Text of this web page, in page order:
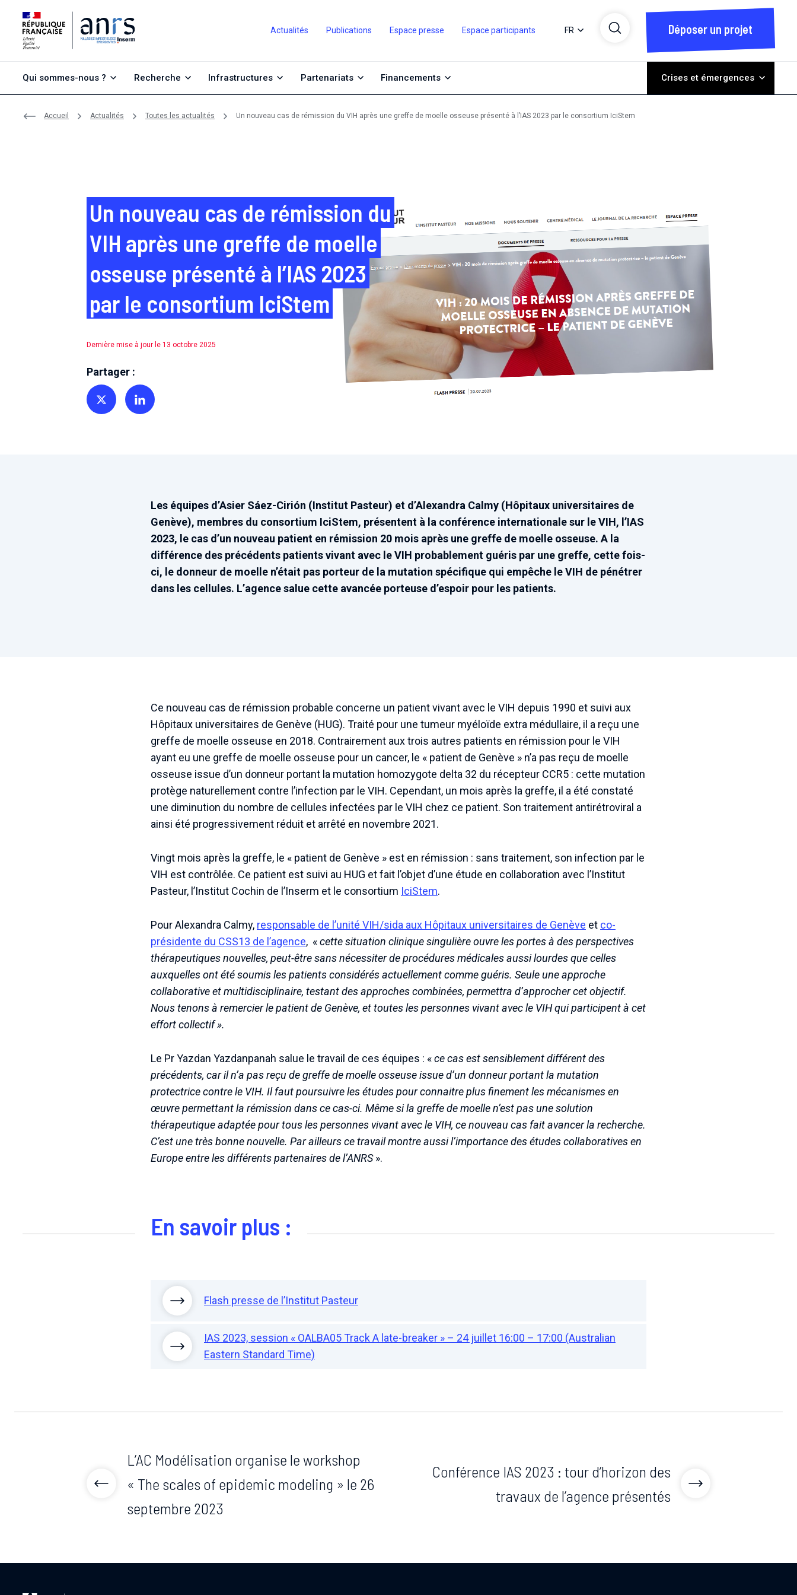
Actualités Publications Espace presse Espace participants FR Déposer un projet
Qui sommes-nous ? Recherche Infrastructures Partenariats Financements Crises et émergences
Accueil Actualités Toutes les actualités Un nouveau cas de rémission du VIH après une greffe de moelle osseuse présenté à l’IAS 2023 par le consortium IciStem
Un nouveau cas de rémission du
VIH après une greffe de moelle
osseuse présenté à l’IAS 2023
par le consortium IciStem
Dernière mise à jour le 13 octobre 2025
Partager :
Partager sur TwitterPartager sur Linkedin
Les équipes d’Asier Sáez-Cirión (Institut Pasteur) et d’Alexandra Calmy (Hôpitaux universitaires de
Genève), membres du consortium IciStem, présentent à la conférence internationale sur le VIH, l’IAS
2023, le cas d’un nouveau patient en rémission 20 mois après une greffe de moelle osseuse. A la
différence des précédents patients vivant avec le VIH probablement guéris par une greffe, cette fois-
ci, le donneur de moelle n’était pas porteur de la mutation spécifique qui empêche le VIH de pénétrer
dans les cellules. L’agence salue cette avancée porteuse d’espoir pour les patients.
Ce nouveau cas de rémission probable concerne un patient vivant avec le VIH depuis 1990 et suivi aux
Hôpitaux universitaires de Genève (HUG). Traité pour une tumeur myéloïde extra médullaire, il a reçu une
greffe de moelle osseuse en 2018. Contrairement aux trois autres patients en rémission pour le VIH
ayant eu une greffe de moelle osseuse pour un cancer, le « patient de Genève » n’a pas reçu de moelle
osseuse issue d’un donneur portant la mutation homozygote delta 32 du récepteur CCR5 : cette mutation
protège naturellement contre l’infection par le VIH. Cependant, un mois après la greffe, il a été constaté
une diminution du nombre de cellules infectées par le VIH chez ce patient. Son traitement antirétroviral a
ainsi été progressivement réduit et arrêté en novembre 2021.
Vingt mois après la greffe, le « patient de Genève » est en rémission : sans traitement, son infection par le
VIH est contrôlée. Ce patient est suivi au HUG et fait l’objet d’une étude en collaboration avec l’Institut
Pasteur, l’Institut Cochin de l’Inserm et le consortium IciStem.
Pour Alexandra Calmy, responsable de l’unité VIH/sida aux Hôpitaux universitaires de Genève et co-
présidente du CSS13 de l’agence, «cette situation clinique singulière ouvre les portes à des perspectives
thérapeutiques nouvelles, peut-être sans nécessiter de procédures médicales aussi lourdes que celles
auxquelles ont été soumis les patients considérés actuellement comme guéris. Seule une approche
collaborative et multidisciplinaire, testant des approches combinées, permettra d’approcher cet objectif.
Nous tenons à remercier le patient de Genève, et toutes les personnes vivant avec le VIH qui participent à cet
effort collectif ».
Le Pr Yazdan Yazdanpanah salue le travail de ces équipes : «ce cas est sensiblement différent des
précédents, car il n’a pas reçu de greffe de moelle osseuse issue d’un donneur portant la mutation
protectrice contre le VIH. Il faut poursuivre les études pour connaitre plus finement les mécanismes en
œuvre permettant la rémission dans ce cas-ci. Même si la greffe de moelle n’est pas une solution
thérapeutique adaptée pour tous les personnes vivant avec le VIH, ce nouveau cas fait avancer la recherche.
C’est une très bonne nouvelle. Par ailleurs ce travail montre aussi l’importance des études collaboratives en
Europe entre les différents partenaires de l’ANRS».
En savoir plus :
Flash presse de l’Institut Pasteur
IAS 2023, session « OALBA05 Track A late-breaker » – 24 juillet 16:00 – 17:00 (Australian
Eastern Standard Time)
L’AC Modélisation organise le workshop
« The scales of epidemic modeling » le 26
septembre 2023
Conférence IAS 2023 : tour d’horizon des
travaux de l’agence présentés